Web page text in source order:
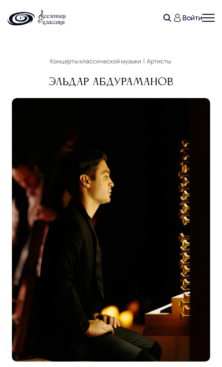
Войти
Концерты классической музыки Артисты
Эльдар Абдураманов